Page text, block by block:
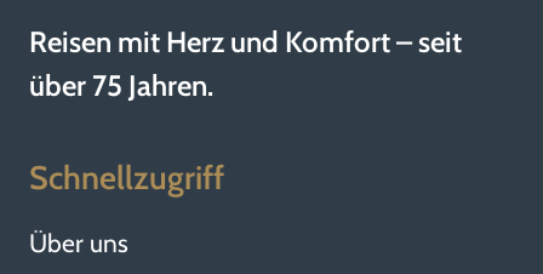
Reisen mit Herz und Komfort – seit
über 75 Jahren.
Schnellzugriff
Über uns